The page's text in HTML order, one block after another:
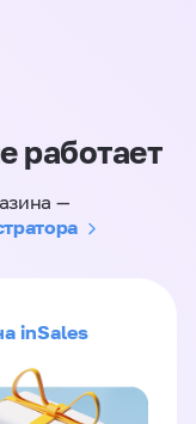
работает
—
inSales